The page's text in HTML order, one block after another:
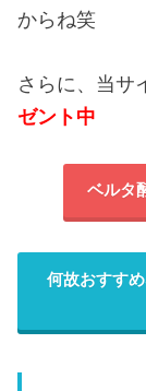
からね笑
さらに、当サ
ゼント中
ベルタ
何故おすす